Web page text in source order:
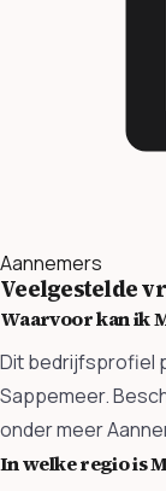
Aannemers
Veelgestelde
Waarvoor kan ik
Dit bedrijfsprofiel
Sappemeer.
onder meer
In welke regio is